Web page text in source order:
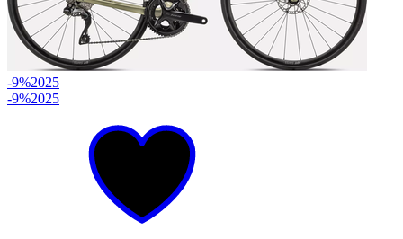
-9%2025
-9%2025